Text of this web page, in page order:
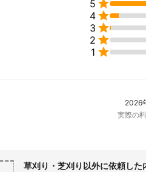
た真実！！」へ空撮映像提供
す。
5 
4 
3 
2 
1 
2026
実際の
草刈り・芝刈り以外に依頼した